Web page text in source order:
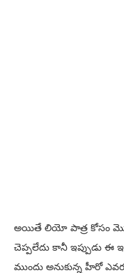
అయితే లియో పాత్ర కోసం
చెప్పలేదు కానీ ఇప్పుడు ఈ
ముందు అనుకున్న హీరో